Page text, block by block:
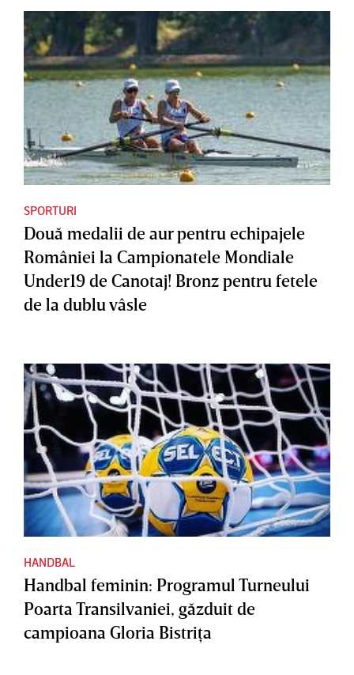
SPORTURI
Două medalii de aur pentru echipajele
României la Campionatele Mondiale
Under19 de Canotaj! Bronz pentru fetele
de la dublu vâsle
HANDBAL
Handbal feminin: Programul Turneului
Poarta Transilvaniei, găzduit de
campioana Gloria Bistriţa